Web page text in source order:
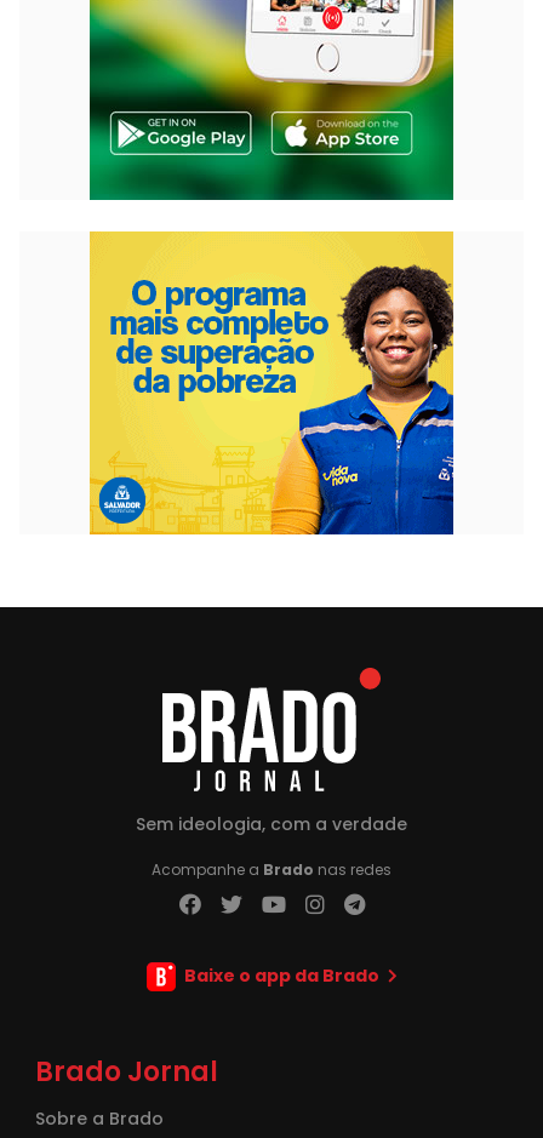
Sem ideologia, com a verdade
Acompanhe a Brado nas redes
Baixe o app da Brado
Brado Jornal
Sobre a Brado